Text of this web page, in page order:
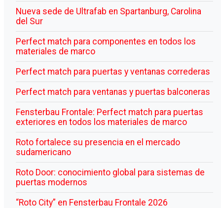
Nueva sede de Ultrafab en Spartanburg, Carolina
del Sur
Perfect match para componentes en todos los
materiales de marco
Perfect match para puertas y ventanas correderas
Perfect match para ventanas y puertas balconeras
Fensterbau Frontale: Perfect match para puertas
exteriores en todos los materiales de marco
Roto fortalece su presencia en el mercado
sudamericano
Roto Door: conocimiento global para sistemas de
puertas modernos
“Roto City” en Fensterbau Frontale 2026